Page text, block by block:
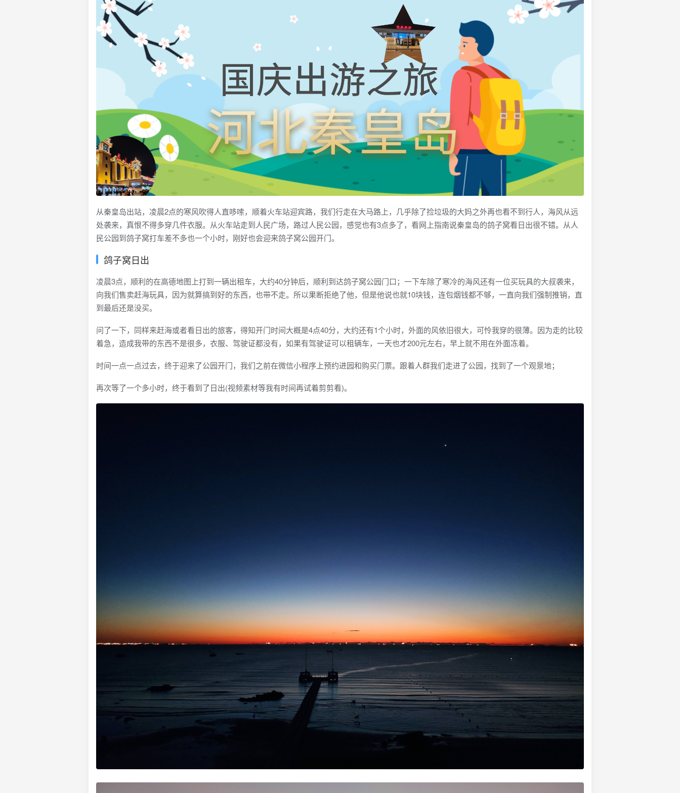
从秦皇岛出站，凌晨2点的寒风吹得人直哆嗦，顺着火车站迎宾路，我们行走在大马路上，几乎除了捡垃圾的大妈之外再也看不到行人，海风从远
处袭来，真恨不得多穿几件衣服。从火车站走到人民广场，路过人民公园，感觉也有3点多了，看网上指南说秦皇岛的鸽子窝看日出很不错。从人
民公园到鸽子窝打车差不多也一个小时，刚好也会迎来鸽子窝公园开门。
鸽子窝日出
凌晨3点，顺利的在高德地图上打到一辆出租车，大约40分钟后，顺利到达鸽子窝公园门口；一下车除了寒冷的海风还有一位买玩具的大叔袭来，
向我们售卖赶海玩具，因为就算搞到好的东西，也带不走。所以果断拒绝了他，但是他说也就10块钱，连包烟钱都不够，一直向我们强制推销，直
到最后还是没买。
问了一下，同样来赶海或者看日出的旅客，得知开门时间大概是4点40分，大约还有1个小时，外面的风依旧很大，可怜我穿的很薄。因为走的比较
着急，造成我带的东西不是很多，衣服、驾驶证都没有，如果有驾驶证可以租辆车，一天也才200元左右，早上就不用在外面冻着。
时间一点一点过去，终于迎来了公园开门，我们之前在微信小程序上预约进园和购买门票。跟着人群我们走进了公园，找到了一个观景地；
再次等了一个多小时，终于看到了日出(视频素材等我有时间再试着剪剪看)。